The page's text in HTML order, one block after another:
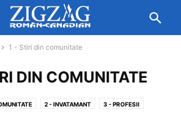
1 - Stiri din comunitate
DIN COMUNITATE
2 - INVATAMANT 3 - PROFESII